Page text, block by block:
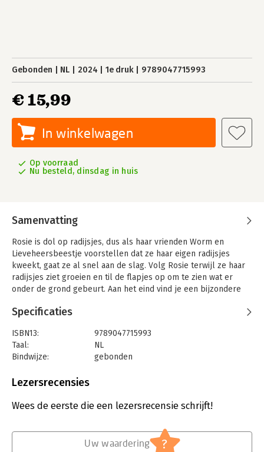
Gebonden NL 2024 1e druk 9789047715993
€ 15,99
In winkelwagen
Op voorraad
Nu besteld, dinsdag in huis
Samenvatting
Rosie is dol op radijsjes, dus als haar vrienden Worm en
Lieveheersbeestje voorstellen dat ze haar eigen radijsjes
kweekt, gaat ze al snel aan de slag. Volg Rosie terwijl ze haar
radijsjes ziet groeien en til de flapjes op om te zien wat er
onder de grond gebeurt. Aan het eind vind je een bijzondere
Dankzij het leuke verhaal en de eenvoudige stappen zullen
kinderen geïnspireerd raken om naar buiten te gaan en hun
eigen radijsjes te kweken.
Met tekeningen van de illustrator van De Gruffalo, Axel
Scheffler, is deze natuurserie van de Engelse National Trust er
een waarvan het hele gezin zal genieten!
Specificaties
ISBN13:
9789047715993
Taal:
NL
Bindwijze:
gebonden
Uitgever:
Verschijningsdatum:
28-3-2024
Lezersrecensies
Wees de eerste die een lezersrecensie schrijft!
Uw waardering ?